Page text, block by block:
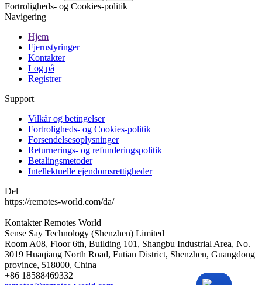
Fortroligheds- og Cookies-politik
Navigering
Hjem
Fjernstyringer
Kontakter
Log på
Registrer
Support
Vilkår og betingelser
Fortroligheds- og Cookies-politik
Forsendelsesoplysninger
Returnerings- og refunderingspolitik
Betalingsmetoder
Intellektuelle ejendomsrettigheder
Del
https://remotes-world.com/da/
Kontakter Remotes World
Sense Say Technology (Shenzhen) Limited
Room A08, Floor 6th, Building 101, Shangbu Industrial Area, No.
3019 Huaqiang North Road, Futian District, Shenzhen, Guangdong
province, 518000, China
+86 18588469332